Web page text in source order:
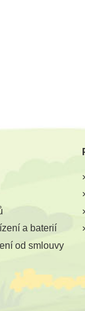
a baterií
od smlouvy